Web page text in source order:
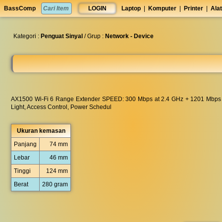
BassComp LOGIN Laptop Komputer Printer
anti
lelet
Kategori : Penguat Sinyal / Grup : Network - Device
AX1500 Wi-Fi 6 Range Extender SPEED: 300 Mbps at 2.4 GHz + 1201
Light, Access Control, Power Schedul
Ukuran kemasan
Panjang
74 mm
Lebar
46 mm
Tinggi
124 mm
Berat
280 gram